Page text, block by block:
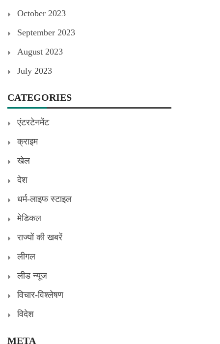
October 2023
September 2023
August 2023
July 2023
CATEGORIES
एंटरटेनमेंट
क्राइम
खेल
देश
धर्म-लाइफ स्टाइल
मेडिकल
राज्यों की खबरें
लीगल
लीड न्यूज
विचार-विश्लेषण
विदेश
META